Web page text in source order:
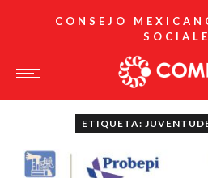
CONSEJO
ETIQUETA: